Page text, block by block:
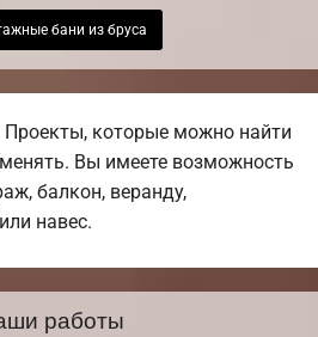
бани из бруса
которые можно найти
Вы имеете возможность
балкон, веранду,
навес.
работы